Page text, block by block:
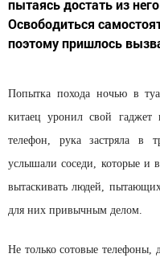
пытаясь достать из
Освободиться
поэтому пришлось
Попытка похода ночью в
китаец уронил свой гаджет
телефон, рука застряла в
услышали соседи, которые и
вытаскивать людей,
для них привычным делом.
Не только сотовые телефоны,